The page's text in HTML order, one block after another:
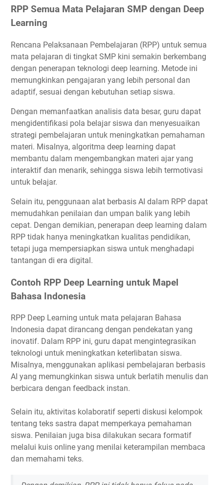
RPP Semua Mata Pelajaran SMP dengan Deep
Learning
Rencana Pelaksanaan Pembelajaran (RPP) untuk semua
mata pelajaran di tingkat SMP kini semakin berkembang
dengan penerapan teknologi deep learning. Metode ini
memungkinkan pengajaran yang lebih personal dan
adaptif, sesuai dengan kebutuhan setiap siswa.
Dengan memanfaatkan analisis data besar, guru dapat
mengidentifikasi pola belajar siswa dan menyesuaikan
strategi pembelajaran untuk meningkatkan pemahaman
materi. Misalnya, algoritma deep learning dapat
membantu dalam mengembangkan materi ajar yang
interaktif dan menarik, sehingga siswa lebih termotivasi
untuk belajar.
Selain itu, penggunaan alat berbasis AI dalam RPP dapat
memudahkan penilaian dan umpan balik yang lebih
cepat. Dengan demikian, penerapan deep learning dalam
RPP tidak hanya meningkatkan kualitas pendidikan,
tetapi juga mempersiapkan siswa untuk menghadapi
tantangan di era digital.
Contoh RPP Deep Learning untuk Mapel
Bahasa Indonesia
RPP Deep Learning untuk mata pelajaran Bahasa
Indonesia dapat dirancang dengan pendekatan yang
inovatif. Dalam RPP ini, guru dapat mengintegrasikan
teknologi untuk meningkatkan keterlibatan siswa.
Misalnya, menggunakan aplikasi pembelajaran berbasis
AI yang memungkinkan siswa untuk berlatih menulis dan
berbicara dengan feedback instan.
Selain itu, aktivitas kolaboratif seperti diskusi kelompok
tentang teks sastra dapat memperkaya pemahaman
siswa. Penilaian juga bisa dilakukan secara formatif
melalui kuis online yang menilai keterampilan membaca
dan memahami teks.